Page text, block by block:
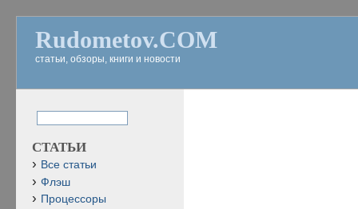
Rudometov.COM
статьи, обзоры, книги и новости
СТАТЬИ
Все статьи
Флэш
Процессоры